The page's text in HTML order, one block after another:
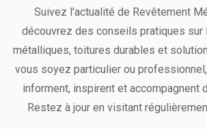
Suivez l'actualité de Revêtement
découvrez des conseils pratiques sur
métalliques, toitures durables et
vous soyez particulier ou
informent, inspirent et accompagnent
Restez à jour en visitant